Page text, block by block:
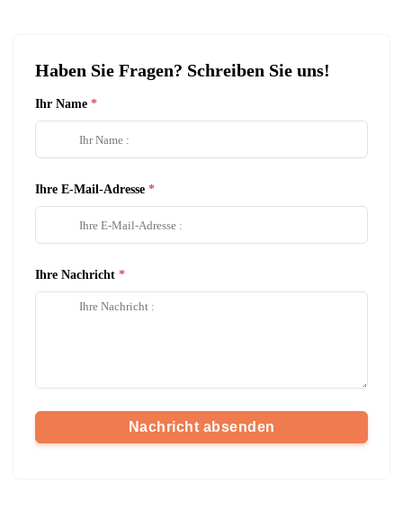
Haben Sie Fragen? Schreiben Sie uns!
Ihr Name
Ihre E-Mail-Adresse
Ihre Nachricht
Nachricht absenden